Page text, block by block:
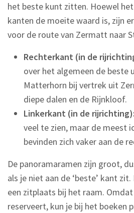
het beste kunt zitten. Hoewel
kanten de moeite waard is, zijn
voor de route van Zermatt naar
Rechterkant (in de
over het algemeen de beste
Matterhorn bij vertrek uit
diepe dalen en de Rijnkloof.
Linkerkant (in de rijrichting):
veel te zien, maar de meest
bevinden zich vaker aan de
De panoramaramen zijn groot,
als je niet aan de ‘beste’ kant
een zitplaats bij het raam.
reserveert, kun je bij het boeken